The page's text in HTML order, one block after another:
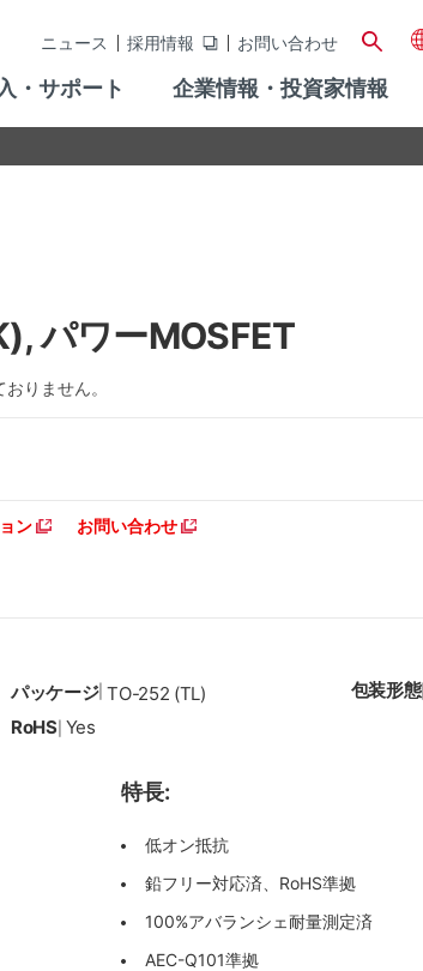
ニュース 採用情報 お問い合わせ
・サポート 企業情報・投資家情報
パワーMOSFET
りません。
ン お問い合わせ
パッケージ|TO-252 (TL) 包装形態|
RoHS| Yes
特長:
低オン抵抗
鉛フリー対応済、RoHS準拠
100%アバランシェ耐量測定済
AEC-Q101準拠